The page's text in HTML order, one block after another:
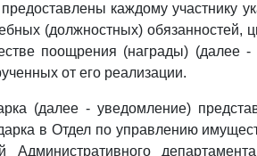
каждому участнику
(должностных) обязанностей,
поощрения (награды) (далее -
от его реализации.
(далее - уведомление)
в Отдел по управлению
Административного